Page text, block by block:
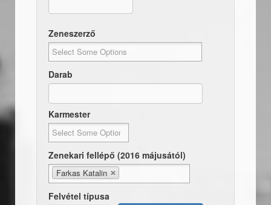
Zeneszerző
Darab
Karmester
Zenekari fellépő (2016 májusától)
Farkas Katalin
Felvétel típusa